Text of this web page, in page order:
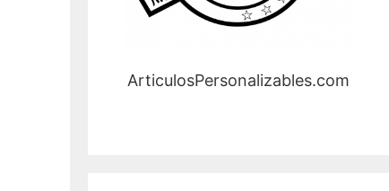
ArticulosPersonalizables.com